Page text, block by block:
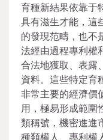
育種新結果依靠于
具有滋生才能，這
的發現范疇，也不
法經由過程專利權
合法地獲取、表露
資料。這些特定育
非常主要的經濟價
用，極易形成範圍
類稱號，機密進進